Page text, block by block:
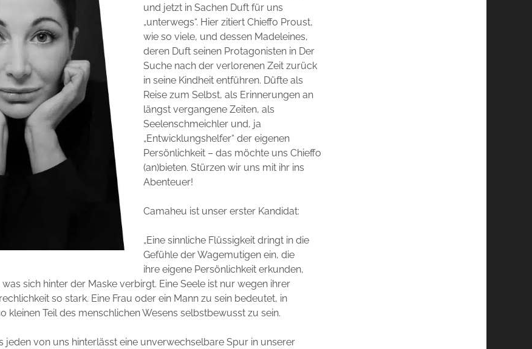
und jetzt in Sachen Duft für uns
„unterwegs“. Hier zitiert Chieffo Proust,
wie so viele, und dessen Madeleines,
deren Duft seinen Protagonisten in Der
Suche nach der verlorenen Zeit zurück
in seine Kindheit entführen. Düfte als
Reise zum Selbst, als Erinnerungen an
längst vergangene Zeiten, als
Seelenschmeichler und, ja
„Entwicklungshelfer“ der eigenen
Persönlichkeit – das möchte uns Chieffo
(an)bieten. Stürzen wir uns mit ihr ins
Abenteuer!
Camaheu ist unser erster Kandidat:
„Eine sinnliche Flüssigkeit dringt in die
Gefühle der Wagemutigen ein, die
ihre eigene Persönlichkeit erkunden,
sich hinter der Maske verbirgt. Eine Seele ist nur wegen ihrer
so stark. Eine Frau oder ein Mann zu sein bedeutet, in
kleinen Teil des menschlichen Wesens selbstbewusst zu sein.
jeden von uns hinterlässt eine unverwechselbare Spur in unserer